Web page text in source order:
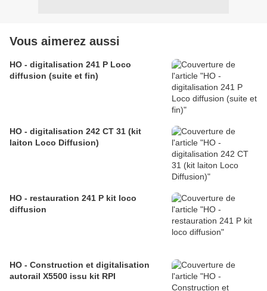
Vous aimerez aussi
HO - digitalisation 241 P Loco
diffusion (suite et fin)
HO - digitalisation 242 CT 31 (kit
laiton Loco Diffusion)
HO - restauration 241 P kit loco
diffusion
HO - Construction et digitalisation
autorail X5500 issu kit RPI